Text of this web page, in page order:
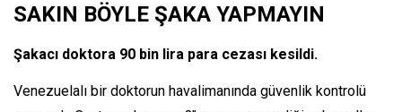
SAKIN BÖYLE ŞAKA YAPMAYIN
Şakacı doktora 90 bin lira para cezası kesildi.
Venezuelalı bir doktorun havalimanında güvenlik kontrolü